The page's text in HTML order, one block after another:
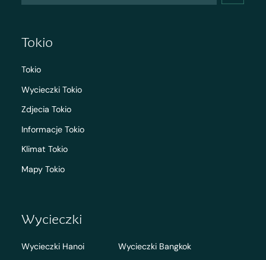
Tokio
Tokio
Wycieczki Tokio
Zdjecia Tokio
Informacje Tokio
Klimat Tokio
Mapy Tokio
Wycieczki
Wycieczki Hanoi
Wycieczki Bangkok